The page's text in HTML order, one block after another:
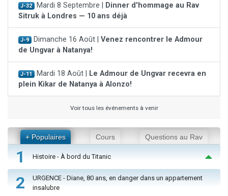
J-32 Mardi 8 Septembre |
Dinner d'hommage au Rav
Sitruk à Londres — 10 ans déjà
J-9 Dimanche 16 Août | Venez rencontrer le Admour
de Ungvar à Natanya!
J-11 Mardi 18 Août |
Le Admour de Ungvar recevra en
plein Kikar de Natanya à Alonzo!
Voir tous les événements à venir
+ Populaires Cours Questions au Rav
1 Histoire - À bord du Titanic
2
URGENCE - Diane, 80 ans, en danger dans un appartement
insalubre